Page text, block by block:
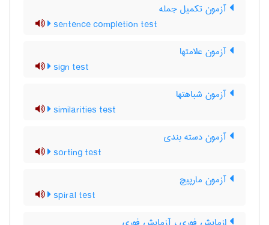
آزمون تکمیل جمله
sentence completion test
آزمون علامتها
sign test
آزمون شباهتها
similarities test
آزمون دسته بندی
sorting test
آزمون مارپیچ
spiral test